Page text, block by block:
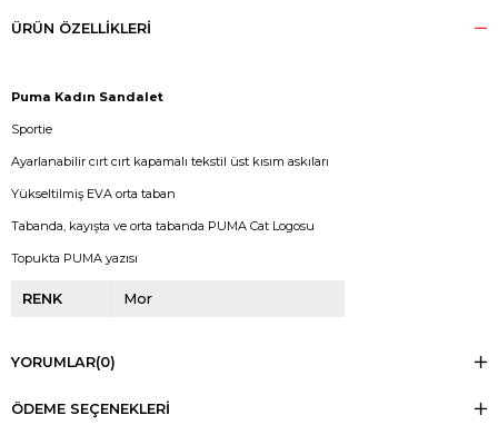
ÜRÜN ÖZELLIKLERI
Puma Kadın Sandalet
Sportie
Ayarlanabilir cırt cırt kapamalı tekstil üst kısım askıları
Yükseltilmiş EVA orta taban
Tabanda, kayışta ve orta tabanda PUMA Cat Logosu
Topukta PUMA yazısı
RENK Mor
YORUMLAR(0)
ÖDEME SEÇENEKLERI